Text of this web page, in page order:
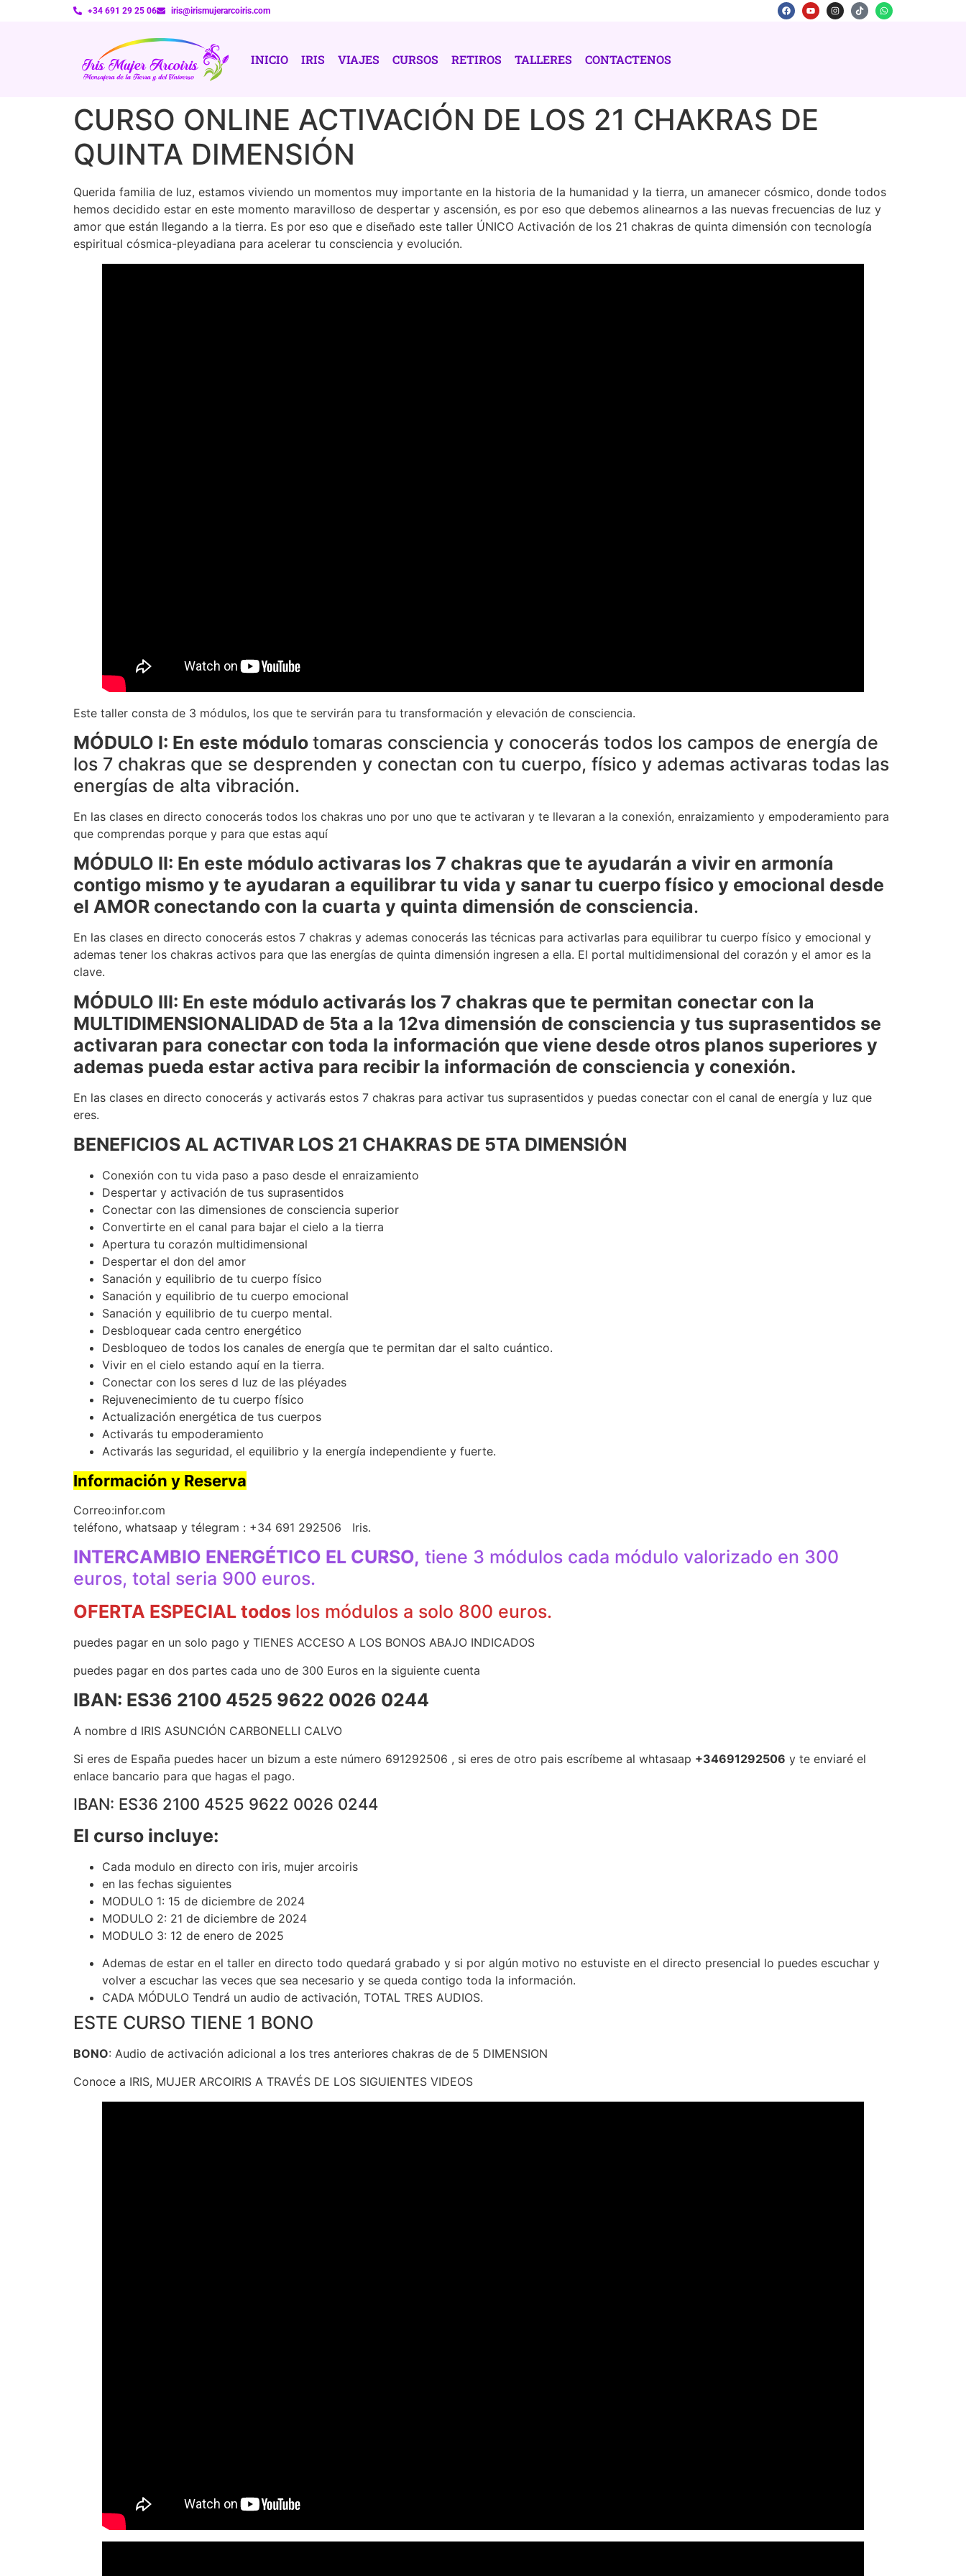
+34 691 29 25 06 iris@irismujerarcoiris.com
INICIO IRIS VIAJES CURSOS RETIROS TALLERES CONTACTENOS
CURSO ONLINE ACTIVACIÓN DE LOS 21 CHAKRAS DE
QUINTA DIMENSIÓN
Querida familia de luz, estamos viviendo un momentos muy importante en la historia de la humanidad y la tierra, un amanecer cósmico, donde todos
hemos decidido estar en este momento maravilloso de despertar y ascensión, es por eso que debemos alinearnos a las nuevas frecuencias de luz y
amor que están llegando a la tierra. Es por eso que e diseñado este taller ÚNICO Activación de los 21 chakras de quinta dimensión con tecnología
espiritual cósmica-pleyadiana para acelerar tu consciencia y evolución.
Este taller consta de 3 módulos, los que te servirán para tu transformación y elevación de consciencia.
MÓDULO I: En este módulo tomaras consciencia y conocerás todos los campos de energía de
los 7 chakras que se desprenden y conectan con tu cuerpo, físico y ademas activaras todas las
energías de alta vibración.
En las clases en directo conocerás todos los chakras uno por uno que te activaran y te llevaran a la conexión, enraizamiento y empoderamiento para
que comprendas porque y para que estas aquí
MÓDULO II: En este módulo activaras los 7 chakras que te ayudarán a vivir en armonía
contigo mismo y te ayudaran a equilibrar tu vida y sanar tu cuerpo físico y emocional desde
el AMOR conectando con la cuarta y quinta dimensión de consciencia.
En las clases en directo conocerás estos 7 chakras y ademas conocerás las técnicas para activarlas para equilibrar tu cuerpo físico y emocional y
ademas tener los chakras activos para que las energías de quinta dimensión ingresen a ella. El portal multidimensional del corazón y el amor es la
clave.
MÓDULO III: En este módulo activarás los 7 chakras que te permitan conectar con la
MULTIDIMENSIONALIDAD de 5ta a la 12va dimensión de consciencia y tus suprasentidos se
activaran para conectar con toda la información que viene desde otros planos superiores y
ademas pueda estar activa para recibir la información de consciencia y conexión.
En las clases en directo conocerás y activarás estos 7 chakras para activar tus suprasentidos y puedas conectar con el canal de energía y luz que
eres.
BENEFICIOS AL ACTIVAR LOS 21 CHAKRAS DE 5TA DIMENSIÓN
Conexión con tu vida paso a paso desde el enraizamiento
Despertar y activación de tus suprasentidos
Conectar con las dimensiones de consciencia superior
Convertirte en el canal para bajar el cielo a la tierra
Apertura tu corazón multidimensional
Despertar el don del amor
Sanación y equilibrio de tu cuerpo físico
Sanación y equilibrio de tu cuerpo emocional
Sanación y equilibrio de tu cuerpo mental.
Desbloquear cada centro energético
Desbloqueo de todos los canales de energía que te permitan dar el salto cuántico.
Vivir en el cielo estando aquí en la tierra.
Conectar con los seres d luz de las pléyades
Rejuvenecimiento de tu cuerpo físico
Actualización energética de tus cuerpos
Activarás tu empoderamiento
Activarás las seguridad, el equilibrio y la energía independiente y fuerte.
Información y Reserva
Correo:infor.com
teléfono, whatsaap y télegram : +34 691 292506 Iris.
INTERCAMBIO ENERGÉTICO EL CURSO, tiene 3 módulos cada módulo valorizado en 300
euros, total seria 900 euros.
OFERTA ESPECIAL todos los módulos a solo 800 euros.
puedes pagar en un solo pago y TIENES ACCESO A LOS BONOS ABAJO INDICADOS
puedes pagar en dos partes cada uno de 300 Euros en la siguiente cuenta
IBAN: ES36 2100 4525 9622 0026 0244
A nombre d IRIS ASUNCIÓN CARBONELLI CALVO
Si eres de España puedes hacer un bizum a este número 691292506 , si eres de otro pais escríbeme al whtasaap +34691292506 y te enviaré el
enlace bancario para que hagas el pago.
IBAN: ES36 2100 4525 9622 0026 0244
El curso incluye:
Cada modulo en directo con iris, mujer arcoiris
en las fechas siguientes
MODULO 1: 15 de diciembre de 2024
MODULO 2: 21 de diciembre de 2024
MODULO 3: 12 de enero de 2025
Ademas de estar en el taller en directo todo quedará grabado y si por algún motivo no estuviste en el directo presencial lo puedes escuchar y
volver a escuchar las veces que sea necesario y se queda contigo toda la información.
CADA MÓDULO Tendrá un audio de activación, TOTAL TRES AUDIOS.
ESTE CURSO TIENE 1 BONO
BONO: Audio de activación adicional a los tres anteriores chakras de de 5 DIMENSION
Conoce a IRIS, MUJER ARCOIRIS A TRAVÉS DE LOS SIGUIENTES VIDEOS